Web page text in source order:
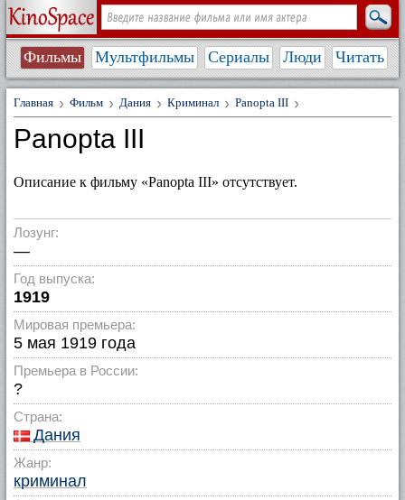
Фильмы Мультфильмы Сериалы Люди Читать
Главная Фильм Дания Криминал Panopta III
Panopta III
Описание к фильму «Panopta III» отсутствует.
Лозунг:
—
Год выпуска:
1919
Мировая премьера:
5 мая 1919 года
Премьера в России:
?
Страна:
Дания
Жанр:
криминал